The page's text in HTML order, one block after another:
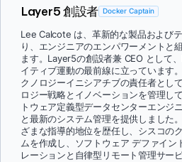
ドキュメント
サインイン
Layer5 創設者 Docker Captain
Lee Calcote は、革新的な製品および
り、エンジニアのエンパワーメントと
ます。Layer5の創設者兼 CEO として
イティブ運動の最前線に立っています
クノロジーイニシアチブの責任者とし
ロジー戦略とイノベーションを管理し
トウェア定義型データセンターエンジ
と最新のシステム管理を提供しました
ざまな指導的地位を歴任し、シスコの
ムを作成し、ソフトウェア デファイン
レーションと自律型リモート管理サー